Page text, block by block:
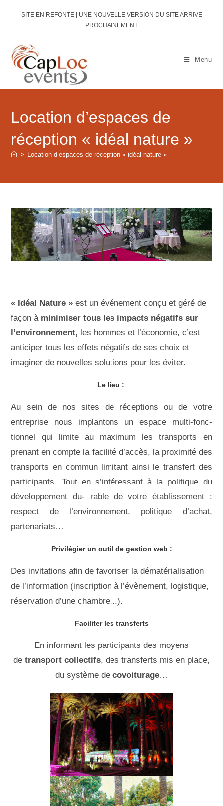
SITE EN REFONTE | UNE NOUVELLE VERSION DU SITE ARRIVE
PROCHAINEMENT
Menu
Location d’espaces de
réception « idéal nature »
> Location d’espaces de réception « idéal nature »
« Idéal Nature » est un événement conçu et géré de
façon à minimiser tous les impacts négatifs sur
l’environnement, les hommes et l’économie, c’est
anticiper tous les effets négatifs de ses choix et
imaginer de nouvelles solutions pour les éviter.
Le lieu :
Au sein de nos sites de réceptions ou de votre
entreprise nous implantons un espace multi-fonc-
tionnel qui limite au maximum les transports en
prenant en compte la facilité d’accès, la proximité des
transports en commun limitant ainsi le transfert des
participants. Tout en s’intéressant à la politique du
développement du- rable de votre établissement :
respect de l’environnement, politique d’achat,
partenariats…
Privilégier un outil de gestion web :
Des invitations afin de favoriser la dématérialisation
de l’information (inscription à l’évènement, logistique,
réservation d’une chambre,..).
Faciliter les transferts
En informant les participants des moyens
de transport collectifs, des transferts mis en place,
du système de covoiturage…